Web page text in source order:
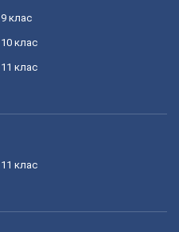
9 клас
10 клас
11 клас
11 клас